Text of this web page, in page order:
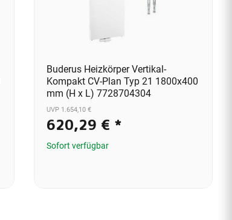
Buderus Heizkörper Vertikal-
Kompakt CV-Plan Typ 21 1800x400
mm (H x L) 7728704304
UVP 1.654,10 €
620,29 € *
Sofort verfügbar